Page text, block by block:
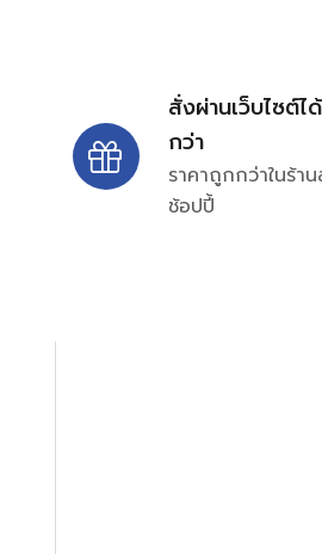
สั่งผ่านเว็บไซต์ไ
กว่า
ราคาถูกกว่าในร้า
ช้อปปี้